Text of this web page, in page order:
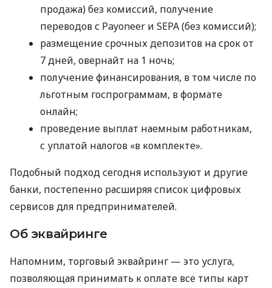
продажа) без комиссий, получение
переводов с Payoneer и SEPA (без комиссий);
размещение срочных депозитов на срок от
7 дней, овернайт на 1 ночь;
получение финансирования, в том числе по
льготным госпрограммам, в формате
онлайн;
проведение выплат наемным работникам,
с уплатой налогов «в комплекте».
Подобный подход сегодня используют и другие
банки, постепенно расширяя список цифровых
сервисов для предпринимателей.
Об эквайринге
Напомним, торговый эквайринг — это услуга,
позволяющая принимать к оплате все типы карт